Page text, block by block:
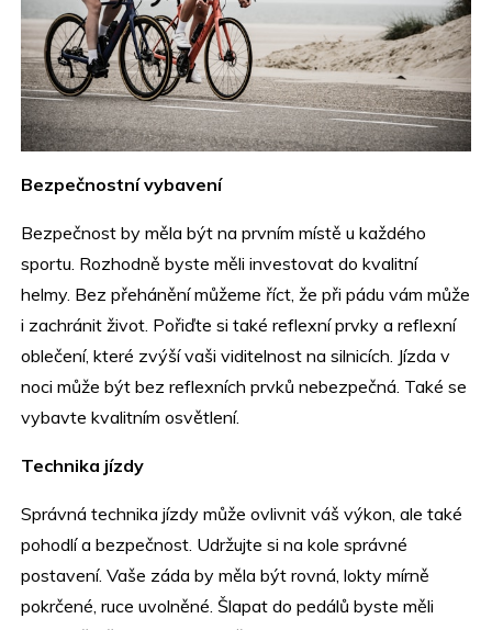
Bezpečnostní vybavení
Bezpečnost by měla být na prvním místě u každého
sportu. Rozhodně byste měli investovat do kvalitní
helmy. Bez přehánění můžeme říct, že při pádu vám může
i zachránit život. Pořiďte si také reflexní prvky a reflexní
oblečení, které zvýší vaši viditelnost na silnicích. Jízda v
noci může být bez reflexních prvků nebezpečná. Také se
vybavte kvalitním osvětlení.
Technika jízdy
Správná technika jízdy může ovlivnit váš výkon, ale také
pohodlí a bezpečnost. Udržujte si na kole správné
postavení. Vaše záda by měla být rovná, lokty mírně
pokrčené, ruce uvolněné. Šlapat do pedálů byste měli